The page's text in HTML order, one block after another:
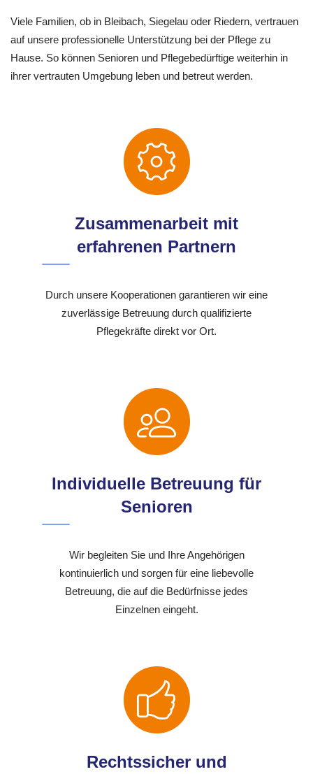
Viele Familien, ob in Bleibach, Siegelau oder Riedern, vertrauen
auf unsere professionelle Unterstützung bei der Pflege zu
Hause. So können Senioren und Pflegebedürftige weiterhin in
ihrer vertrauten Umgebung leben und betreut werden.
Zusammenarbeit mit
erfahrenen Partnern
Durch unsere Kooperationen garantieren wir eine
zuverlässige Betreuung durch qualifizierte
Pflegekräfte direkt vor Ort.
Individuelle Betreuung für
Senioren
Wir begleiten Sie und Ihre Angehörigen
kontinuierlich und sorgen für eine liebevolle
Betreuung, die auf die Bedürfnisse jedes
Einzelnen eingeht.
Rechtssicher und